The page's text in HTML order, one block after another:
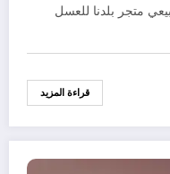
متجر بلدنا للعسل
قراءة المزيد